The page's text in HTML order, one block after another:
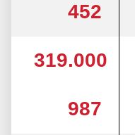
452
319.000
987